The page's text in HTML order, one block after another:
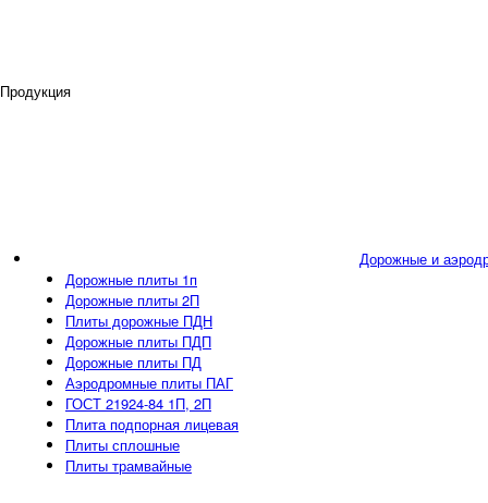
Продукция
Дорожные и
Дорожные плиты 1п
Дорожные плиты 2П
Плиты дорожные ПДН
Дорожные плиты ПДП
Дорожные плиты ПД
Аэродромные плиты ПАГ
ГОСТ 21924-84 1П, 2П
Плита подпорная лицевая
Плиты сплошные
Плиты трамвайные